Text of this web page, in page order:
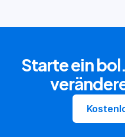
Starte ein